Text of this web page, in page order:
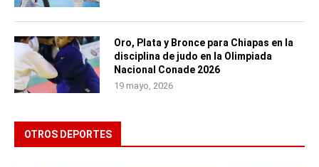
Oro, Plata y Bronce para Chiapas en la
disciplina de judo en la Olimpiada
Nacional Conade 2026
19 mayo, 2026
OTROS DEPORTES